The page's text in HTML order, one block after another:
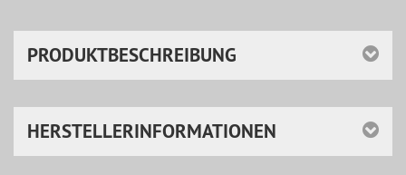
PRODUKTBESCHREIBUNG
HERSTELLERINFORMATIONEN